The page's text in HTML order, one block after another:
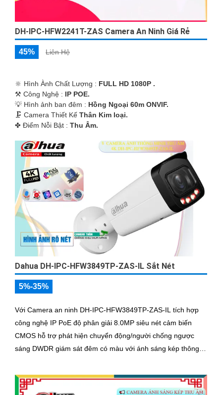
DH-IPC-HFW2241T-ZAS Camera An Ninh Giá Rẻ
45% Liên Hệ
🔆 Hình Ành Chất Lượng : FULL HD 1080P .
⚒ Công Nghệ : IP POE.
💡 Hình ảnh ban đêm : Hồng Ngoại 60m ONVIF.
🗜️ Camera Thiết Kế Thân Kim loại.
️✤ Điểm Nỗi Bật : Thu Âm.
Dahua DH-IPC-HFW3849TP-ZAS-IL Sắt Nét
5%-35%
Với Camera an ninh DH-IPC-HFW3849TP-ZAS-IL tích hợp
công nghệ IP PoE độ phân giải 8.0MP siêu nét cảm biến
CMOS hỗ trợ phát hiện chuyển động/người chống ngược
sáng DWDR giám sát đêm có màu với ánh sáng kép thông